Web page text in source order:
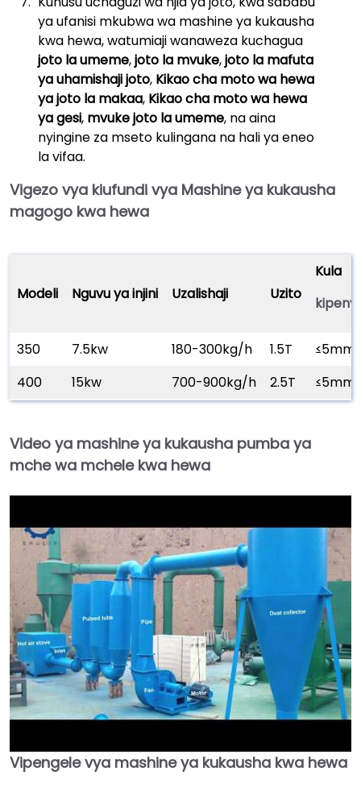
ya ufanisi mkubwa wa mashine ya kukausha
kwa hewa, watumiaji wanaweza kuchagua
joto la umeme,joto la mvuke,joto la mafuta
ya uhamishaji joto, Kikao cha moto wa hewa
ya joto la makaa, Kikao cha moto wa hewa
ya gesi, mvuke joto la umeme, na aina
nyingine za mseto kulingana na hali ya eneo
la vifaa.
Vigezo vya kiufundi vya Mashine ya kukausha
magogo kwa hewa
Modeli Nguvu ya injini Uzalishaji Uzito
Kula
350 7.5kw 180-300kg/h 1.5T
≤5mm
400
15kw 700-900kg/h 2.5T ≤5mm
Video ya mashine ya kukausha pumba ya
mche wa mchele kwa hewa
►
Vipengele vya mashine ya kukausha kwa hewa